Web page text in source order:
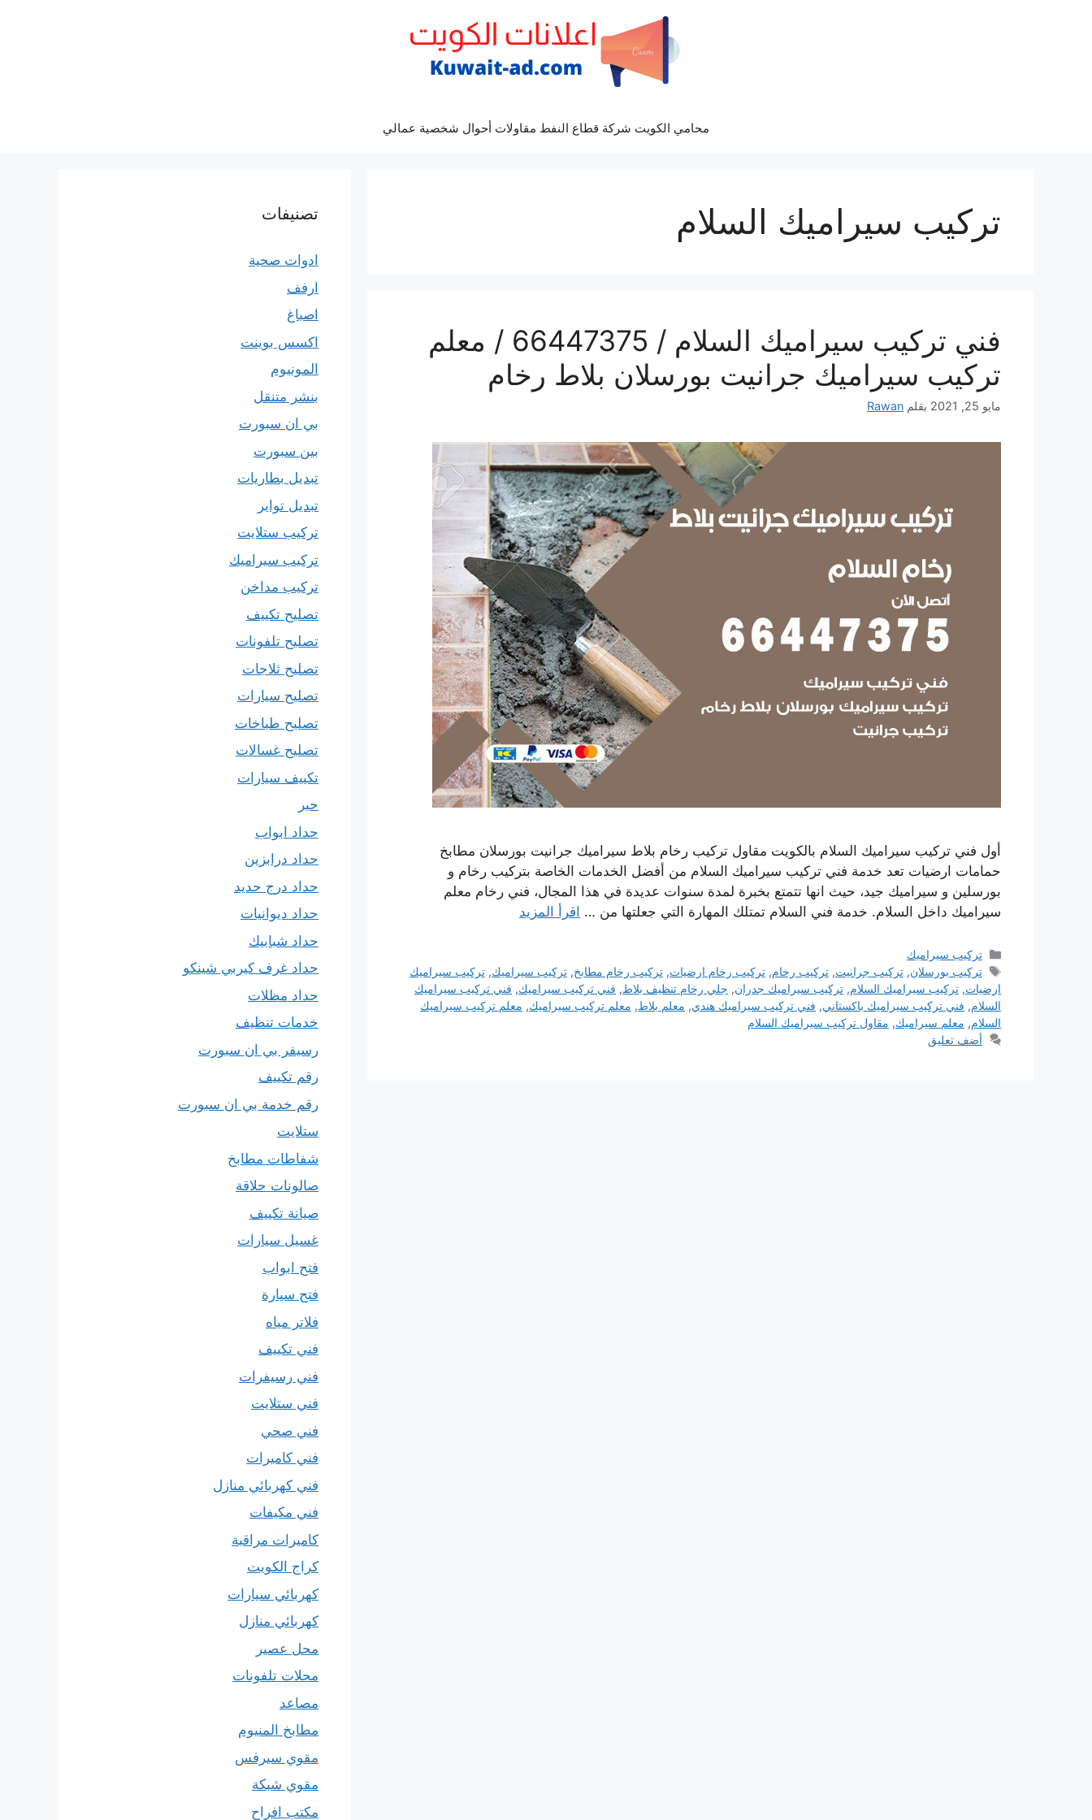
محامي الكويت شركة قطاع النفط مقاولات أحوال شخصية عمالي
تركيب سيراميك السلام
فني تركيب سيراميك السلام / 66447375 / معلم
تركيب سيراميك جرانيت بورسلان بلاط رخام
مايو 25, 2021 بقلم Rawan
أول فني تركيب سيراميك السلام بالكويت مقاول تركيب رخام بلاط سيراميك جرانيت بورسلان مطابخ
حمامات ارضيات تعد خدمة فني تركيب سيراميك السلام من أفضل الخدمات الخاصة بتركيب رخام و
بورسلين و سيراميك جيد، حيث انها تتمتع بخبرة لمدة سنوات عديدة في هذا المجال، فني رخام معلم
سيراميك داخل السلام. خدمة فني السلام تمتلك المهارة التي جعلتها من … اقرأ المزيد
التصنيفات
تركيب سيراميك
الوسوم
تركيب بورسلان,تركيب جرانيت,تركيب رخام,تركيب رخام ارضيات,تركيب رخام مطابخ,تركيب سيراميك,تركيب سيراميك
ارضيات, تركيب سيراميك السلام, تركيب سيراميك جدران, جلي رخام تنظيف بلاط, فني تركيب سيراميك, فني تركيب سيراميك
السلام, فني تركيب سيراميك باكستاني, فني تركيب سيراميك هندي, معلم بلاط, معلم تركيب سيراميك, معلم تركيب سيراميك
السلام, معلم سيراميك, مقاول تركيب سيراميك السلام
أضف تعليق
تصنيفات
ادوات صحية
ارفف
اصباغ
اكسس بوينت
المونيوم
بنشر متنقل
بي ان سبورت
بين سبورت
تبديل بطاريات
تبديل تواير
تركيب ستلايت
تركيب سيراميك
تركيب مداخن
تصليح تكييف
تصليح تلفونات
تصليح ثلاجات
تصليح سيارات
تصليح طباخات
تصليح غسالات
تكييف سيارات
حبر
حداد ابواب
حداد درابزين
حداد درج حديد
حداد ديوانيات
حداد شبابيك
حداد غرف كيربي شينكو
حداد مظلات
خدمات تنظيف
رسيفر بي ان سبورت
رقم تكييف
رقم خدمة بي ان سبورت
ستلايت
شفاطات مطابخ
صالونات حلاقة
صيانة تكييف
غسيل سيارات
فتح ابواب
فتح سيارة
فلاتر مياه
فني تكييف
فني رسيفرات
فني ستلايت
فني صحي
فني كاميرات
فني كهربائي منازل
فني مكيفات
كاميرات مراقبة
كراج الكويت
كهربائي سيارات
كهربائي منازل
محل عصير
محلات تلفونات
مصاعد
مطابخ المنيوم
مقوي سيرفس
مقوي شبكة
مكتب افراح